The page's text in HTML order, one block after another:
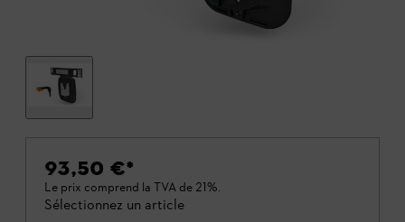
93,50 €*
Le prix comprend la TVA de 21%.
Sélectionnez un article